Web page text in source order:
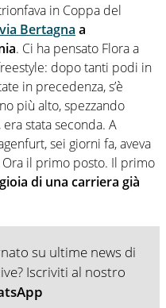
in Coppa del
Bertagna a
. Ci ha pensato Flora a
dopo tanti podi in
in precedenza, s’è
più alto, spezzando
era stata seconda. A
sei giorni fa, aveva
il primo posto. Il primo
di una carriera già
su ultime news di
Iscriviti al nostro